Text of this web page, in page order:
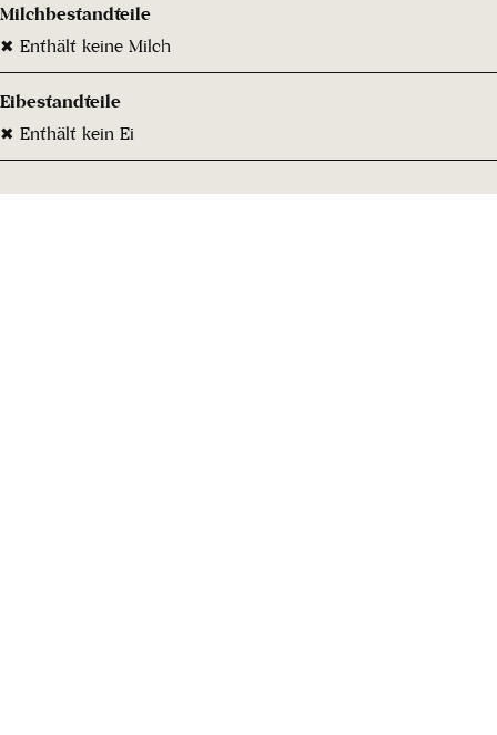
Milchbestandteile
✖ Enthält keine Milch
Eibestandteile
✖ Enthält kein Ei